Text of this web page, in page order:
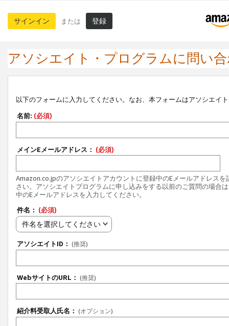
サインイン または 登録
アソシエイト・プログラムに問い
以下のフォームに入力してください。なお、本フォームはアソシエイ
名前: (必須)
メインEメールアドレス： (必須)
Amazon.co.jpのアソシエイトアカウントに登録中のEメールアドレスを
さい。アソシエイトプログラムに申し込みをする以前のご質問の場合
中のEメールアドレスを入力してください。
件名： (必須)
件名を選択してください
アソシエイトID： (推奨)
WebサイトのURL： (推奨)
紹介料受取人氏名： (オプション)